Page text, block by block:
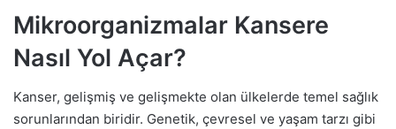
Mikroorganizmalar Kansere
Nasıl Yol Açar?
Kanser, gelişmiş ve gelişmekte olan ülkelerde temel sağlık
sorunlarından biridir. Genetik, çevresel ve yaşam tarzı gibi